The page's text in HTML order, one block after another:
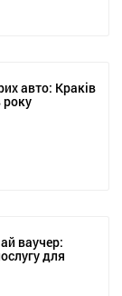
авто: Краків
року
ваучер:
для